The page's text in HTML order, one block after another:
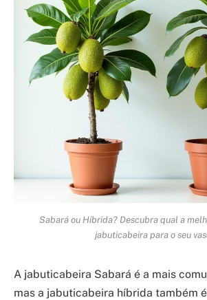
Sabará ou Híbrida? Descubra qual a
jabuticabeira para o seu
A jabuticabeira Sabará é a mais
mas a jabuticabeira híbrida também